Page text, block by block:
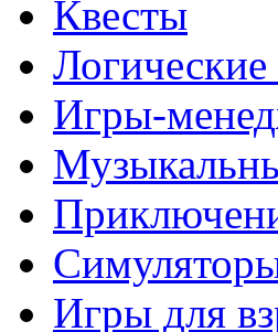
Квесты
Игры-
Игры для